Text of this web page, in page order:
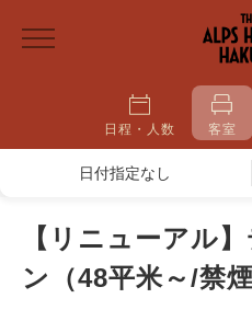
日程・人数 客室
日付指定なし
【リニューアル
ン（48平米～/禁煙